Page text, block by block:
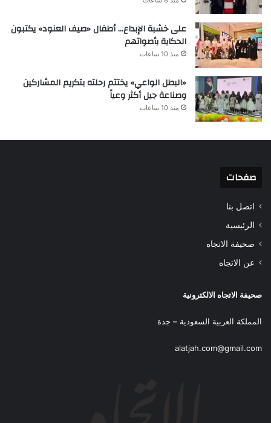
على خشبة الإبداع… أطفال «صيف العنود» يكتبون
الحكاية بأصواتهم
منذ 10 ساعات
«البطل الواعي» يختتم رحلته بتكريم المشاركين
وصناعة جيل أكثر وعياً
منذ 10 ساعات
صفحات
اتصل بنا
الرئيسية
صحيفة الاتجاه
عن الاتجاه
صحيفة الاتجاه الالكترونية
المملكة العربية السعودية – جدة
alatjah.com@gmail.com